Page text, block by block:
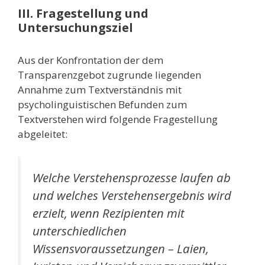
III. Fragestellung und
Untersuchungsziel
Aus der Konfrontation der dem
Transparenzgebot zugrunde liegenden
Annahme zum Textverständnis mit
psycholinguistischen Befunden zum
Textverstehen wird folgende Fragestellung
abgeleitet:
Welche Verstehensprozesse laufen ab
und welches Verstehensergebnis wird
erzielt, wenn Rezipienten mit
unterschiedlichen
Wissensvoraussetzungen – Laien,